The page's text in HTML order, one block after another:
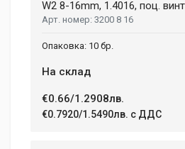
CHARGE TIME
Dimensions
tincidunt ex semper sit amet. Nullam
congue feugiat ac, facilisis a augue.
mollis, volutpat tellus vitae, accumsan
Helena Garcia
2 January, 2018
W2 8-16mm, 1.4016, поц. винт
3200 8 16
10 бр.
На склад
€0.66/1.2908лв.
€0.7920/1.5490лв. с ДДС